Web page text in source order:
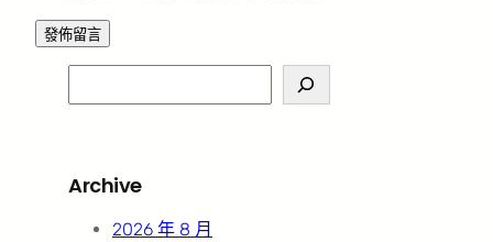
e
c
Archive
2026 年 8 月